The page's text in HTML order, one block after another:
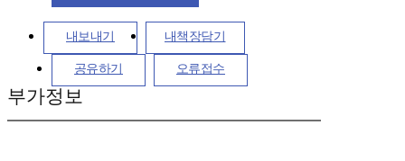
내보내기 내책장담기
공유하기 오류접수
부가정보